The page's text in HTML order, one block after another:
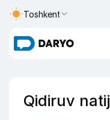
Toshkent
Qidiruv